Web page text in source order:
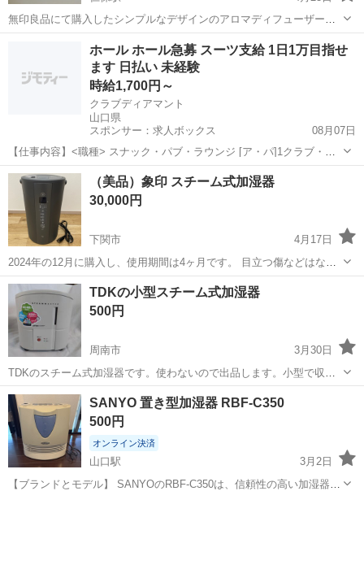
無印良品にて購入したシンプルなデザインのアロマディフューザーで
す◎ 計量カップ、ACアダプター付きです！ 使用回数が少ない為、目
立った汚れや傷はありませんが ACアダプターの方はコード部分が黄色
っぽく変色しています。 気に...
季節、空調家電
アロマディフューザー
ホール ホール急募 スーツ支給 1日1万目指せ
ます 日払い 未経験
時給1,700円～
クラブディアマント
山口県
スポンサー：求人ボックス
08月07日
【仕事内容】<職種> スナック・パブ・ラウンジ [ア・パ]1クラブ・ス
ナック系ホールスタッフ(ナイトワーク系)、2フロアレディ・カウンタ
ーレディ(ナイトワーク系) <雇用形態> アルバイト・パート <給与>
[ア・パ]1時給1,7...
アルバイト・パート
（美品）象印 スチーム式加湿器
30,000円
下関市
4月17日
2024年の12月に購入し、使用期間は4ヶ月です。 目立つ傷などはな
く、美品だと思います。 クエン酸洗浄をして、綺麗に拭いて保管して
います。 トリセツもあります。
山口 下関市 季節、空調家電 象印
TDKの小型スチーム式加湿器
500円
周南市
3月30日
TDKのスチーム式加湿器です。使わないので出品します。小型で収納
しやすいです。 【サイズ】縦：26cm、横：26cm、奥行き：16cm
【傷などの状態】とくに目立った傷はありません。 【アピールポイン
ト】状態はいいのでま...
山口 周南市 季節、空調家電 TDK
SANYO 置き型加湿器 RBF-C350
500円
オンライン決済
山口駅
3月2日
【ブランドとモデル】 SANYOのRBF-C350は、信頼性の高い加湿器